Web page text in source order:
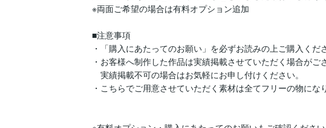
※両面ご希望の場合は有料オプション追加
■注意事項
・「購入にあたってのお願い」を必ずお読みの上ご購入くださ
・お客様へ制作した作品は実績掲載させていただく場合がご
実績掲載不可の場合はお気軽にお申し付けください。
・こちらでご用意させていただく素材は全てフリーの物にな